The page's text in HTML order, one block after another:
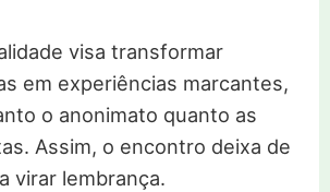
visa transformar
em experiências marcantes,
o anonimato quanto as
Assim, o encontro deixa de
virar lembrança.